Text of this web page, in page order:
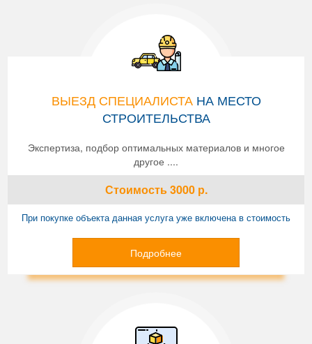
ВЫЕЗД СПЕЦИАЛИСТАНА МЕСТО
СТРОИТЕЛЬСТВА
Экспертиза, подбор оптимальных материалов и многое
другое ....
Стоимость3000р.
При покупке объекта данная услуга уже включена в стоимость
Подробнее